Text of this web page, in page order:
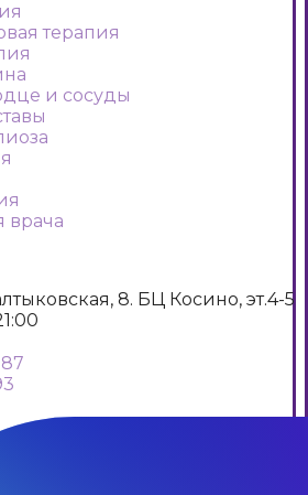
терапия
и сосуды
врача
8. БЦ Косино, эт.4-5